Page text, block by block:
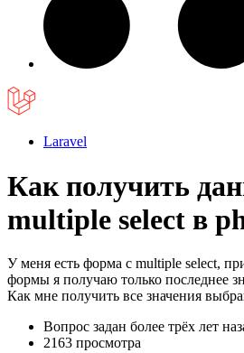
Laravel
Как получить
multiple select в
У меня есть форма с multiple select,
формы я получаю только последнее
Как мне получить все значения
Вопрос задан более трёх лет
2163 просмотра